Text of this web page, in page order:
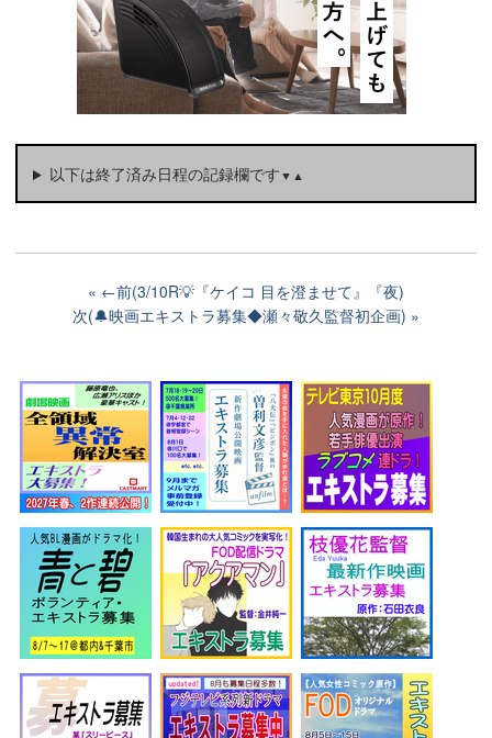
以下は終了済み日程の記録欄です▼▲
←前(3/10R💡『ケイコ 目を澄ませて』『夜)
次(🔔映画エキストラ募集◆瀬々敬久監督初企画)